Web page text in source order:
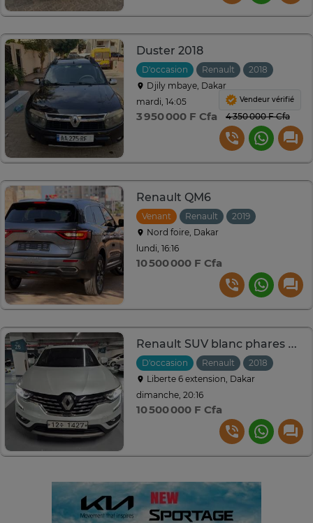
Duster 2018
D'occasion Renault 2018
Djily mbaye, Dakar
mardi, 14:05
3 950 000 F Cfa 4 350 000 F Cfa
Vendeur vérifié
Renault QM6
Venant Renault 2019
Nord foire, Dakar
lundi, 16:16
10 500 000 F Cfa
Renault SUV blanc phares LED design moderne
D'occasion Renault 2018
Liberte 6 extension, Dakar
dimanche, 20:16
10 500 000 F Cfa